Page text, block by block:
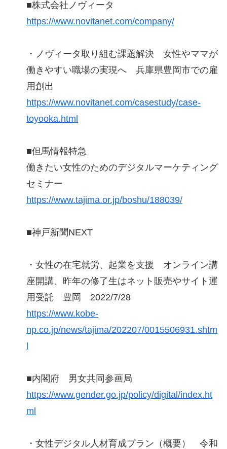
■株式会社ノヴィータ
https://www.novitanet.com/company/
・ノヴィータ取り組む課題解決 女性やママが
働きやすい職場の実現へ 兵庫県豊岡市での雇
用創出
https://www.novitanet.com/casestudy/case-
toyooka.html
■但馬情報特急
働きたい女性のためのデジタルマーケティング
セミナー
https://www.tajima.or.jp/boshu/188039/
■神戸新聞NEXT
・女性の在宅就労、起業を支援 オンライン講
座開講、昨年の修了生はネット販売やサイト運
用受託 豊岡 2022/7/28
https://www.kobe-
np.co.jp/news/tajima/202207/0015506931.shtm
l
■内閣府 男女共同参画局
https://www.gender.go.jp/policy/digital/index.ht
ml
・女性デジタル人材育成プラン（概要） 令和